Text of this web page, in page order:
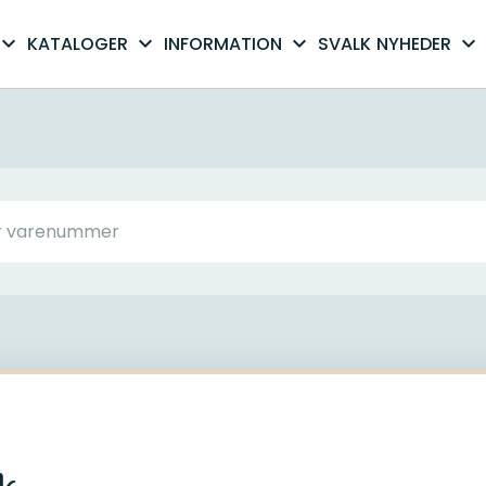
expand_more KATALOGER expand_more INFORMATION expand_more SVALK NYHEDER expand_more